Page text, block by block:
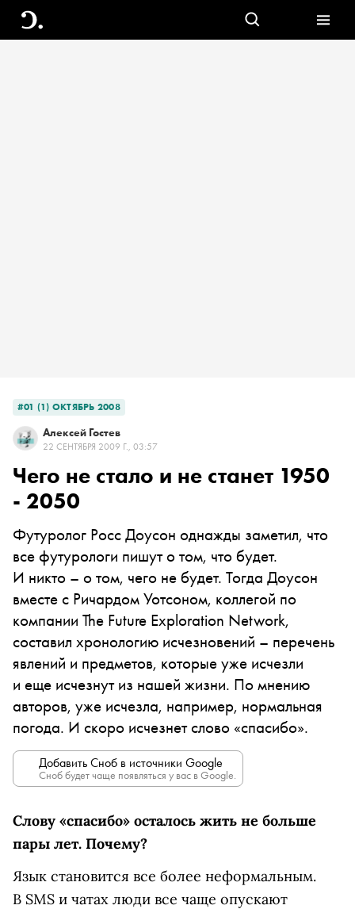
#01 (1) ОКТЯБРЬ 2008
Алексей Гостев
22 СЕНТЯБРЯ 2009 Г., 03:57
Чего не стало и не станет 1950
- 2050
Футуролог Росс Доусон однажды заметил, что
все футурологи пишут о том, что будет.
И никто – о том, чего не будет. Тогда Доусон
вместе с Ричардом Уотсоном, коллегой по
компании The Future Exploration Network,
составил хронологию исчезновений – перечень
явлений и предметов, которые уже исчезли
и еще исчезнут из нашей жизни. По мнению
авторов, уже исчезла, например, нормальная
погода. И скоро исчезнет слово «спасибо».
Добавить Сноб в источники Google
Сноб будет чаще появляться у вас в Google.
Слову «спасибо» осталось жить не больше
пары лет. Почему?
Язык становится все более неформальным.
В SMS и чатах люди все чаще опускают